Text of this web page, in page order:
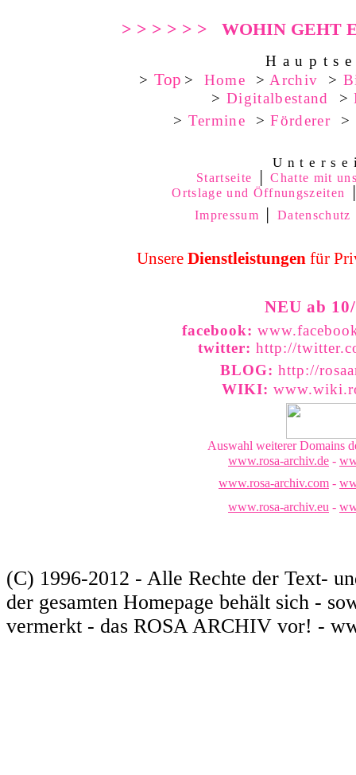
> > > > > > WOHIN GEHT
H a u p t s
> Top > Home > Archiv >
> Digitalbestand >
> Termine > Förderer >
U n t e r s e
Startseite
Chatte mit
Ortslage und Öffnungszeiten
Impressum
Datenschutz
Unsere Dienstleistungenfür
NEU ab
facebook:
twitter: http://
BLOG: http://
WIKI:
Auswahl weiterer Domains
www.rosa-archiv.de -
www.rosa-archiv.com -
www.rosa-archiv.eu -
(C) 1996-2012 - Alle Rechte der Text-
der gesamten Homepage behält sich -
vermerkt - das ROSA ARCHIV vor! -